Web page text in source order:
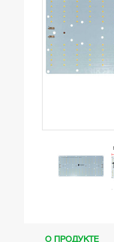
О ПРОДУКТЕ